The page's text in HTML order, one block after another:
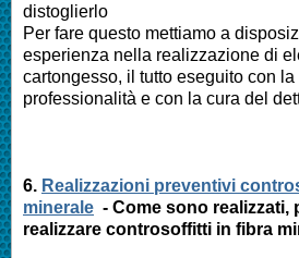
distoglierlo
Per fare questo mettiamo a
esperienza nella realizzazione di
cartongesso, il tutto eseguito con la
professionalità e con la cura del
6. Realizzazioni preventivi
minerale - Come sono realizzati,
realizzare controsoffitti in fibra